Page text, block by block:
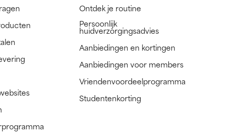
Ontdek je routine
Persoonlijk
huidverzorgingsadvies
Aanbiedingen en kortingen
Aanbiedingen voor members
Vriendenvoordeelprogramma
Studentenkorting